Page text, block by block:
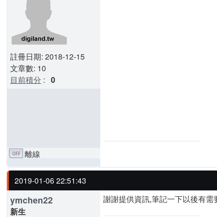
註冊日期: 2018-12-15
文章數: 10
目前積分 : 0
離線
2019-01-06 22:51:43
ymchen22
新生
謝謝提供資訊,筆記一下以後有需